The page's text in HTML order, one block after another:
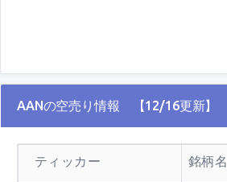
AANの空売り情報 【12/16更新】
ティッカー 銘柄名